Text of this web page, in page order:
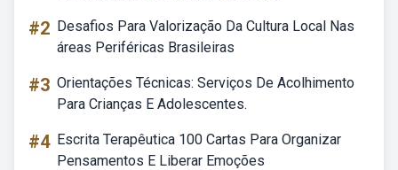
#2 Desafios Para Valorização Da Cultura Local Nas
áreas Periféricas Brasileiras
#3 Orientações Técnicas: Serviços De Acolhimento
Para Crianças E Adolescentes.
#4 Escrita Terapêutica 100 Cartas Para Organizar
Pensamentos E Liberar Emoções